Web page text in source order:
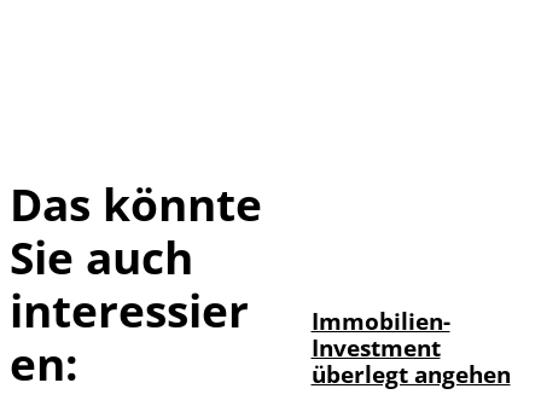
Das könnte
Sie auch
interessier
en:
Immobilien-
Investment
überlegt angehen